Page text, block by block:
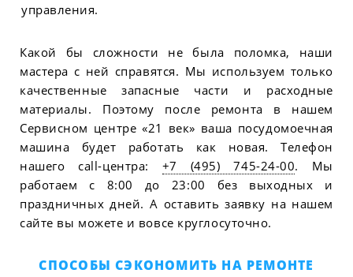
управления.
Какой бы сложности не была поломка, наши
мастера с ней справятся. Мы используем только
качественные запасные части и расходные
материалы. Поэтому после ремонта в нашем
Сервисном центре «21 век» ваша посудомоечная
машина будет работать как новая. Телефон
нашего call-центра: +7 (495) 745-24-00. Мы
работаем с 8:00 до 23:00 без выходных и
праздничных дней. А оставить заявку на нашем
сайте вы можете и вовсе круглосуточно.
СПОСОБЫ СЭКОНОМИТЬ НА РЕМОНТЕ